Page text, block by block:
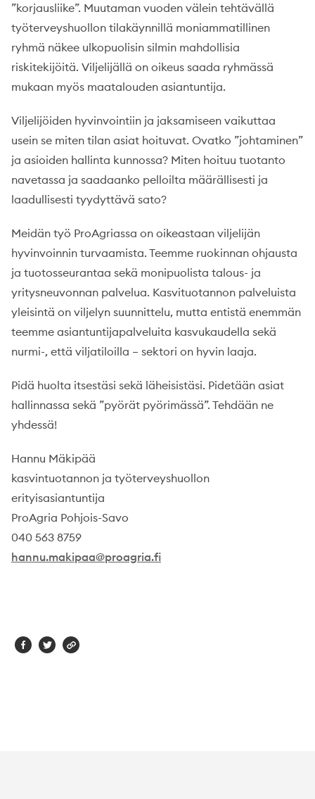
”korjausliike”. Muutaman vuoden välein tehtävällä
työterveyshuollon tilakäynnillä moniammatillinen
ryhmä näkee ulkopuolisin silmin mahdollisia
riskitekijöitä. Viljelijällä on oikeus saada ryhmässä
mukaan myös maatalouden asiantuntija.
Viljelijöiden hyvinvointiin ja jaksamiseen vaikuttaa
usein se miten tilan asiat hoituvat. Ovatko ”johtaminen”
ja asioiden hallinta kunnossa? Miten hoituu tuotanto
navetassa ja saadaanko pelloilta määrällisesti ja
laadullisesti tyydyttävä sato?
Meidän työ ProAgriassa on oikeastaan viljelijän
hyvinvoinnin turvaamista. Teemme ruokinnan ohjausta
ja tuotosseurantaa sekä monipuolista talous- ja
yritysneuvonnan palvelua. Kasvituotannon palveluista
yleisintä on viljelyn suunnittelu, mutta entistä enemmän
teemme asiantuntijapalveluita kasvukaudella sekä
nurmi-, että viljatiloilla – sektori on hyvin laaja.
Pidä huolta itsestäsi sekä läheisistäsi. Pidetään asiat
hallinnassa sekä ”pyörät pyörimässä”. Tehdään ne
yhdessä!
Hannu Mäkipää
kasvintuotannon ja työterveyshuollon
erityisasiantuntija
ProAgria Pohjois-Savo
040 563 8759
hannu.makipaa@proagria.fi